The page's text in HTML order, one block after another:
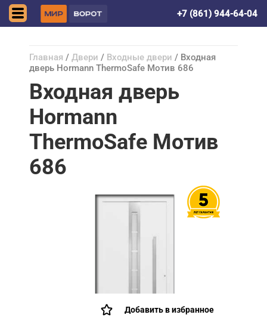
+7 (861) 944-64-04
Главная / Двери / Входные двери / Входная
дверь Hormann ThermoSafe Мотив 686
Входная дверь
Hormann
ThermoSafe Мотив
686
Добавить в избранное